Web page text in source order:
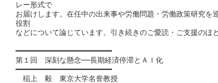
レー形式で
お届けします。在任中の出来事や労働問題・労働政策研究
役割
などについて論じています。引き続きのご愛読・ご支援のほ
━━━━━━━━━━━━━━━━━━━━━━
第１回　深刻な懸念──長期経済停滞とＡＩ化
━━━━━━━━━━━━━━━━━━━━━━
稲上　毅　東京大学名誉教授